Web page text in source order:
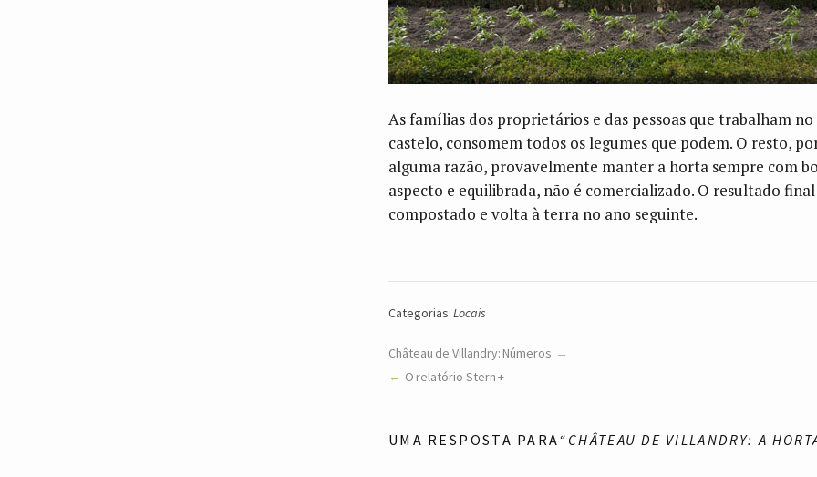
As famílias dos proprietários e das pessoas que trabalham no
castelo, consomem todos os legumes que podem. O resto,
alguma razão, provavelmente manter a horta sempre com
aspecto e equilibrada, não é comercializado. O resultado
compostado e volta à terra no ano seguinte.
Categorias:Locais
Château de Villandry: Números
O relatório Stern +
UMA RESPOSTA PARA“CHÂTEAU DE VILLANDRY: A